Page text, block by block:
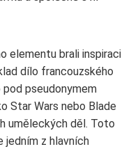
elementu brali inspiraci
dílo francouzského
pod pseudonymem
Star Wars nebo Blade
uměleckých děl. Toto
jedním z hlavních